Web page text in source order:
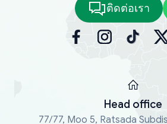
ติดต่อเรา
Head office
77/77, Moo 5, Ratsada